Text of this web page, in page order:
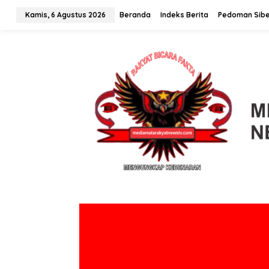
Kamis, 6 Agustus 2026 Beranda Indeks Berita Pedoman